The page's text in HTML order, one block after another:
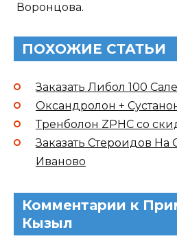
Воронцова.
ПОХОЖИЕ СТАТЬИ
Заказать Либол 100
Оксандролон +
Тренболон ZPHC со
Заказать Стероидов На
Иваново
Комментарии к
Кызыл